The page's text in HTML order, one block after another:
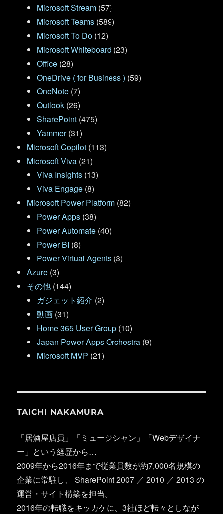
Microsoft Stream (57)
Microsoft Teams (589)
Microsoft To Do (12)
Microsoft Whiteboard (23)
Office (28)
OneDrive ( for Business ) (59)
OneNote (7)
Outlook (26)
SharePoint (475)
Yammer(31)
Microsoft Copilot (113)
Microsoft Viva (21)
Viva Insights (13)
Viva Engage (8)
Microsoft Power Platform (82)
Power Apps (38)
Power Automate (40)
Power BI (8)
Power Virtual Agents (3)
Azure (3)
その他 (144)
ガジェット紹介 (2)
動画 (31)
Home 365 User Group (10)
Japan Power Apps Orchestra (9)
Microsoft MVP (21)
TAICHI NAKAMURA
「居酒屋店員」「ミュージシャン」「Webデザイナ
ー」という経歴から…
2009年から2016年まで従業員数が約7,000名規模の
企業に常駐し、 SharePoint 2007 ／ 2010 ／ 2013 の
運営・サイト構築を担当。
2016年の転職をキッカケに、3社ほど転々としなが